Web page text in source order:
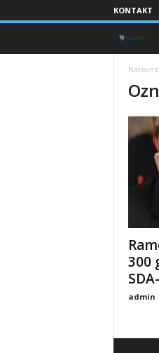
KONTAKT
300
admin